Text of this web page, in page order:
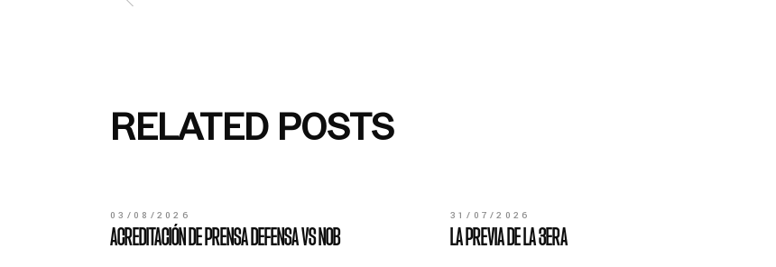
RELATED POSTS
03/08/2026
ACREDITACIÓN DE PRENSA DEFENSA VS NOB
31/07/2026
LA PREVIA DE LA 3ERA